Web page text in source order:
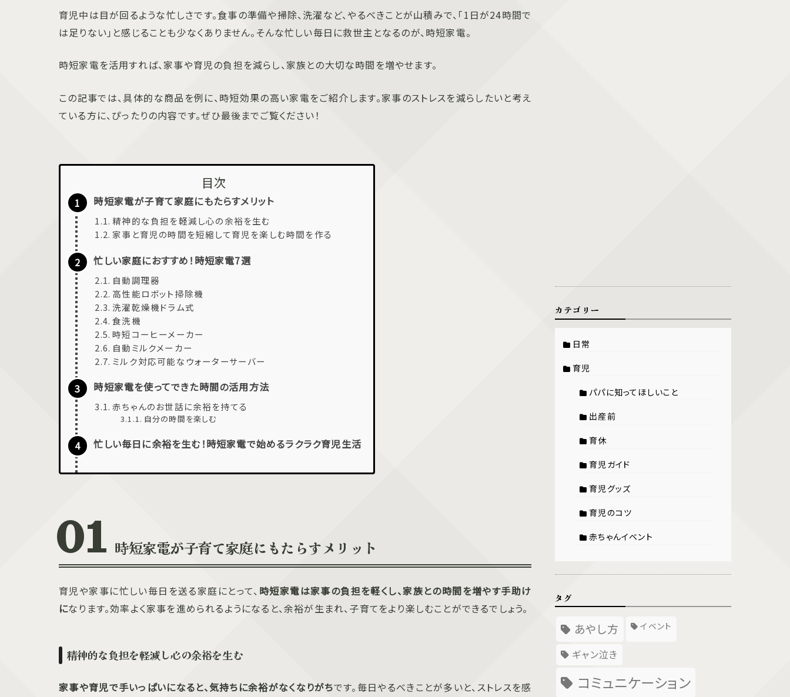
育児中は目が回るような忙しさです。食事の準備や掃除、洗濯など、やるべきことが山積みで、「1日が24時間で
は足りない」と感じることも少なくありません。そんな忙しい毎日に救世主となるのが、時短家電。
時短家電を活用すれば、家事や育児の負担を減らし、家族との大切な時間を増やせます。
この記事では、具体的な商品を例に、時短効果の高い家電をご紹介します。家事のストレスを減らしたいと考え
ている方に、ぴったりの内容です。ぜひ最後までご覧ください！
目次
時短家電が子育て家庭にもたらすメリット
精神的な負担を軽減し心の余裕を生む
家事と育児の時間を短縮して育児を楽しむ時間を作る
忙しい家庭におすすめ！時短家電7選
自動調理器
高性能ロボット掃除機
洗濯乾燥機ドラム式
食洗機
時短コーヒーメーカー
自動ミルクメーカー
ミルク対応可能なウォーターサーバー
時短家電を使ってできた時間の活用方法
赤ちゃんのお世話に余裕を持てる
自分の時間を楽しむ
忙しい毎日に余裕を生む！時短家電で始めるラクラク育児生活
時短家電が子育て家庭にもたらすメリット
育児や家事に忙しい毎日を送る家庭にとって、 時短家電は家事の負担を軽くし、家族との時間を増やす手助け
になります。効率よく家事を進められるようになると、余裕が生まれ、子育てをより楽しむことができるでしょう。
精神的な負担を軽減し心の余裕を生む
家事や育児で手いっぱいになると、気持ちに余裕がなくなりがちです。毎日やるべきことが多いと、ストレスを感
カテゴリー
日常
育児
パパに知ってほしいこと
出産前
育休
育児ガイド
育児グッズ
育児のコツ
赤ちゃんイベント
タグ
あやし方 イベント
ギャン泣き
コミュニケーション